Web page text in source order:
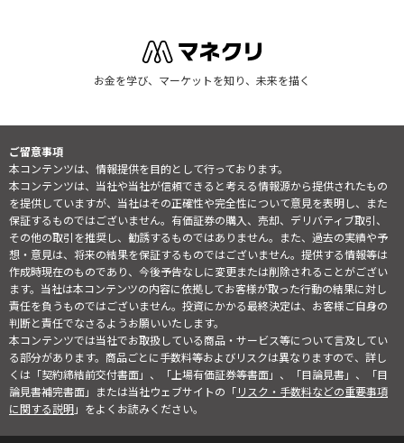
お金を学び、マーケットを知り、未来を描く
ご留意事項
本コンテンツは、情報提供を目的として行っております。
本コンテンツは、当社や当社が信頼できると考える情報源から提供されたもの
を提供していますが、当社はその正確性や完全性について意見を表明し、また
保証するものではございません。有価証券の購入、売却、デリバティブ取引、
その他の取引を推奨し、勧誘するものではありません。また、過去の実績や予
想・意見は、将来の結果を保証するものではございません。提供する情報等は
作成時現在のものであり、今後予告なしに変更または削除されることがござい
ます。当社は本コンテンツの内容に依拠してお客様が取った行動の結果に対し
責任を負うものではございません。投資にかかる最終決定は、お客様ご自身の
判断と責任でなさるようお願いいたします。
本コンテンツでは当社でお取扱している商品・サービス等について言及してい
る部分があります。商品ごとに手数料等およびリスクは異なりますので、詳し
くは「契約締結前交付書面」、「上場有価証券等書面」、「目論見書」、「目
論見書補完書面」または当社ウェブサイトの「リスク・手数料などの重要事項
に関する説明」をよくお読みください。